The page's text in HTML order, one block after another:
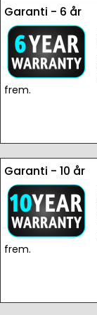
Garanti - 6 år
frem.
Garanti - 10 år
frem.